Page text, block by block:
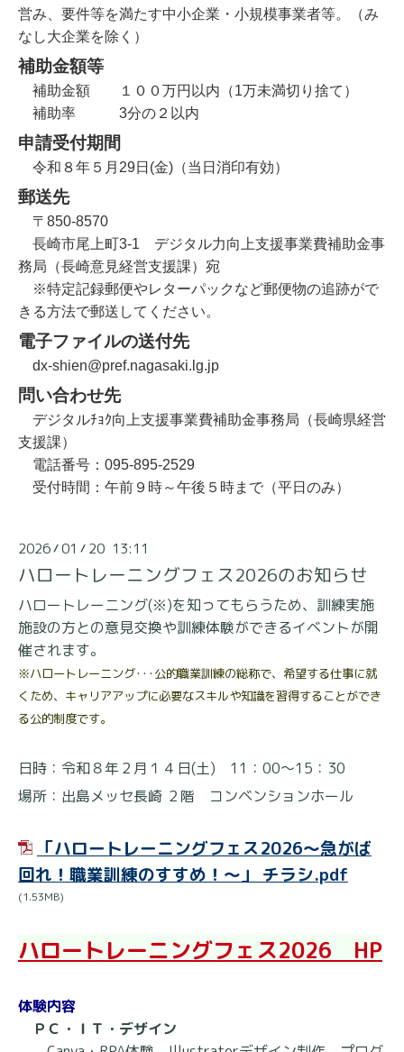
営み、要件等を満たす中小企業・小規模事業者等。（み
なし大企業を除く）
補助金額等
補助金額 １００万円以内（1万未満切り捨て）
補助率 3分の２以内
申請受付期間
令和８年５月29日(金)（当日消印有効）
郵送先
〒850-8570
長崎市尾上町3-1 デジタル力向上支援事業費補助金事
務局（長崎意見経営支援課）宛
※特定記録郵便やレターパックなど郵便物の追跡がで
きる方法で郵送してください。
電子ファイルの送付先
dx-shien@pref.nagasaki.lg.jp
問い合わせ先
デジタルﾁｮｸ向上支援事業費補助金事務局（長崎県経営
支援課）
電話番号：095-895-2529
受付時間：午前９時～午後５時まで（平日のみ）
2026/01 / 20 13:11
ハロートレーニングフェス2026のお知らせ
ハロートレーニング(※)を知ってもらうため、訓練実施
施設の方との意見交換や訓練体験ができるイベントが開
催されます。
※ハロートレーニング･･･公的職業訓練の総称で、希望する仕事に就
くため、キャリアアップに必要なスキルや知識を習得することができ
る公的制度です。
日時：令和８年２月１４日(土) 11：00～15：30
場所：出島メッセ長崎 ２階 コンベンションホール
「ハロートレーニングフェス2026～急がば
回れ！職業訓練のすすめ！～」 チラシ.pdf
(1.53MB)
ハロートレーニングフェス2026 HP
体験内容
ＰＣ・ＩＴ・デザイン